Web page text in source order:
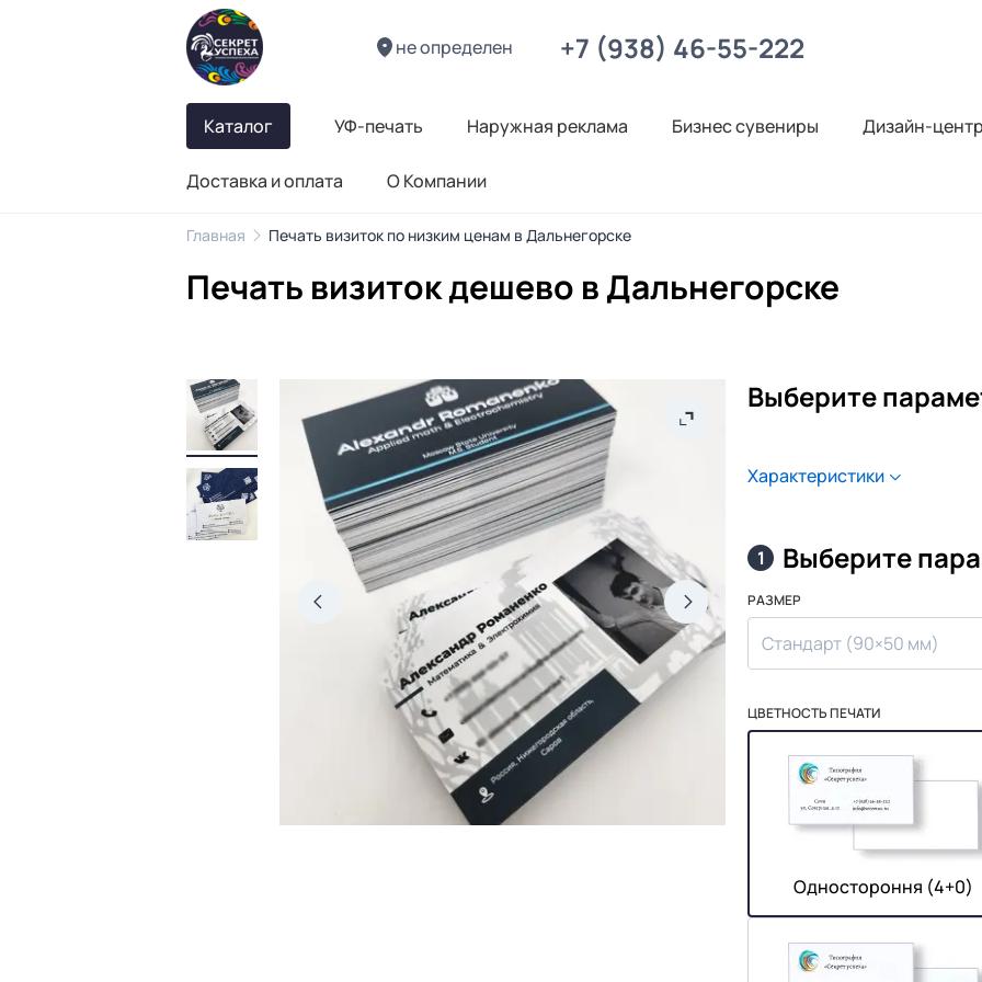
не определен +7 (938) 46-55-222
Каталог УФ-печать Наружная реклама Бизнес сувениры Дизайн-центр
Доставка и оплата О Компании
Главная Печать визиток по низким ценам в Дальнегорске
Печать визиток дешево в Дальнегорске
Выберите
Характеристики
1 Выберите
РАЗМЕР
Стандарт (90×50 мм)
ЦВЕТНОСТЬ ПЕЧАТИ
Одностороння (4+0)